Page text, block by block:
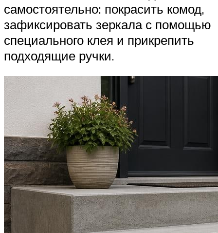
самостоятельно: покрасить комод,
зафиксировать зеркала с помощью
специального клея и прикрепить
подходящие ручки.